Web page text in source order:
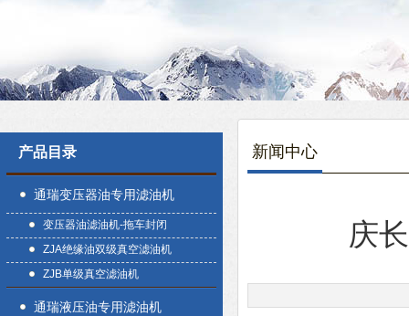
产品目录
通瑞变压器油专用滤油机
变压器油滤油机-拖车封闭
ZJA绝缘油双级真空滤油机
ZJB单级真空滤油机
通瑞液压油专用滤油机
新闻中心
庆